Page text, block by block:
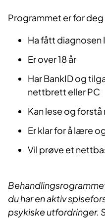
Programmet er for deg
Ha fått diagnosen
Er over 18 år
Har BankID og
nettbrett eller PC
Kan lese og forstå
Er klar for å lære
Vil prøve et
du har en aktiv
psykiske utfordringer.